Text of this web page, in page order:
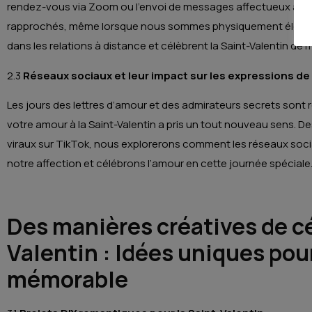
rendez-vous via Zoom ou l’envoi de messages affectueux à
rapprochés, même lorsque nous sommes physiquement
dans les relations à distance et célèbrent la Saint-Valentin de
2.3 Réseaux sociaux et leur impact sur les expressions
Les jours des lettres d’amour et des admirateurs secrets sont
votre amour à la Saint-Valentin a pris un tout nouveau sens.
viraux sur TikTok, nous explorerons comment les réseaux
notre affection et célébrons l’amour en cette journée spéciale.
Des manières créatives de
Valentin : Idées uniques
mémorable